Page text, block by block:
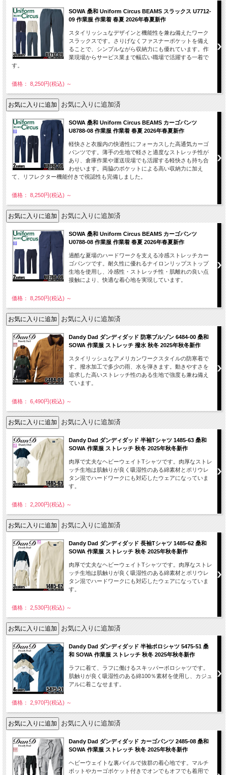
SOWA 桑和 Uniform Circus BEAMS スラックス U7712-
09 作業服 作業着 春夏 2026年春夏新作
スタイリッシュなデザインと機能性を兼ね備えたワーク
スラックスです。さりげなくファスナーポケットを備え
ることで、シンプルながら収納力にも優れています。作
業現場からサービス業まで幅広い職場で活躍する一着で
す。
価格： 8,250円(税込) ～
お気に入りに追加済
SOWA 桑和 Uniform Circus BEAMS カーゴパンツ
U8788-08 作業服 作業着 春夏 2026年春夏新作
軽快さと衣服内の快適性にフォーカスした高通気カーゴ
パンツです。薄手の生地で軽さと適度なストレッチ性が
あり、倉庫作業や運送現場でも活躍する軽快さも持ち合
わせいます。両脇のポケットによる高い収納力に加え
て、リフレクター機能付きで視認性も完備しました。
価格： 8,250円(税込) ～
お気に入りに追加済
SOWA 桑和 Uniform Circus BEAMS カーゴパンツ
U0788-08 作業服 作業着 春夏 2026年春夏新作
過酷な夏場のハードワークを支える冷感ストレッチカー
ゴパンツです。耐久性に優れるナイロンリップストップ
生地を使用し、冷感性・ストレッチ性・肌離れの良い点
接触により、快適な着心地を実現しています。
価格： 8,250円(税込) ～
お気に入りに追加済
Dandy Dad ダンディダッド 防寒ブルゾン 6484-00 桑和
SOWA 作業服 ストレッチ 撥水 秋冬 2025年秋冬新作
スタイリッシュなアメリカンワークスタイルの防寒着で
す。撥水加工で多少の雨、水を弾きます。動きやすさを
追求した高いストレッチ性のある生地で強度も兼ね備え
ています。
価格： 6,490円(税込) ～
お気に入りに追加済
Dandy Dad ダンディダッド 半袖Tシャツ 1485-63 桑和
SOWA 作業服 ストレッチ 秋冬 2025年秋冬新作
肉厚で丈夫なヘビーウェイトTシャツです。肉厚なストレ
ッチ生地は肌触りが良く吸湿性のある綿素材とポリウレ
タン混でハードワークにも対応したウェアになっていま
す。
価格： 2,200円(税込) ～
お気に入りに追加済
Dandy Dad ダンディダッド 長袖Tシャツ 1485-62 桑和
SOWA 作業服 ストレッチ 秋冬 2025年秋冬新作
肉厚で丈夫なヘビーウェイトTシャツです。肉厚なストレ
ッチ生地は肌触りが良く吸湿性のある綿素材とポリウレ
タン混でハードワークにも対応したウェアになっていま
す。
価格： 2,530円(税込) ～
お気に入りに追加済
Dandy Dad ダンディダッド 半袖ポロシャツ 5475-51 桑
和 SOWA 作業服 ストレッチ 秋冬 2025年秋冬新作
ラフに着て、ラフに働けるスキッパーポロシャツです。
肌触りが良く吸湿性のある綿100％素材を使用し、カジュ
アルに着こなせます。
価格： 2,970円(税込) ～
お気に入りに追加済
Dandy Dad ダンディダッド カーゴパンツ 2485-08 桑和
SOWA 作業服 ストレッチ 秋冬 2025年秋冬新作
ヘビーウェイトな裏パイルで抜群の着心地です。マルチ
ポットやカーゴポケット付きでオンでもオフでも着用で